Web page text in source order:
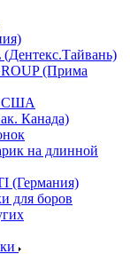
(Прима
США
Канада)
на длинной
(Германия)
для боров